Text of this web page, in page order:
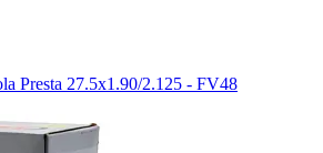
Presta 27.5x1.90/2.125 - FV48